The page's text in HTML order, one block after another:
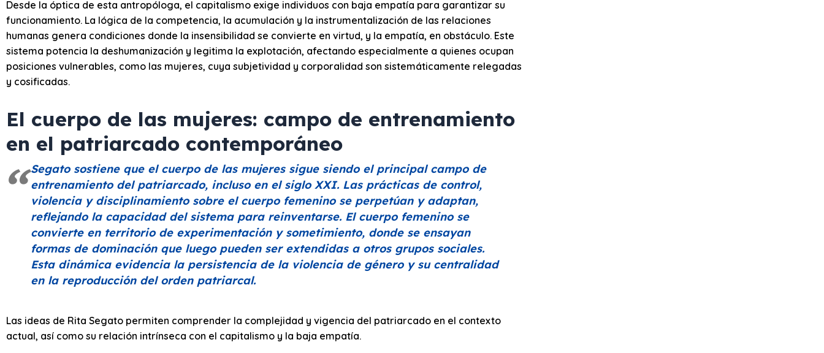
Desde la óptica de esta antropóloga, el capitalismo exige individuos con baja empatía para garantizar su
funcionamiento. La lógica de la competencia, la acumulación y la instrumentalización de las relaciones
humanas genera condiciones donde la insensibilidad se convierte en virtud, y la empatía, en obstáculo. Este
sistema potencia la deshumanización y legitima la explotación, afectando especialmente a quienes ocupan
posiciones vulnerables, como las mujeres, cuya subjetividad y corporalidad son sistemáticamente relegadas
y cosificadas.
El cuerpo de las mujeres: campo de entrenamiento
en el patriarcado contemporáneo
Segato sostiene que el cuerpo de las mujeres sigue siendo el principal campo de
entrenamiento del patriarcado, incluso en el siglo XXI. Las prácticas de control,
violencia y disciplinamiento sobre el cuerpo femenino se perpetúan y adaptan,
reflejando la capacidad del sistema para reinventarse. El cuerpo femenino se
convierte en territorio de experimentación y sometimiento, donde se ensayan
formas de dominación que luego pueden ser extendidas a otros grupos sociales.
Esta dinámica evidencia la persistencia de la violencia de género y su centralidad
en la reproducción del orden patriarcal.
Las ideas de Rita Segato permiten comprender la complejidad y vigencia del patriarcado en el contexto
actual, así como su relación intrínseca con el capitalismo y la baja empatía.